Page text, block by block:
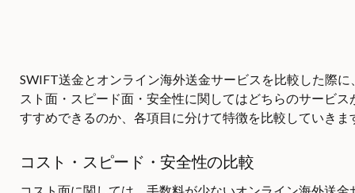
SWIFT送金とオンライン海外送金サービスを比較した際に
スト面・スピード面・安全性に関してはどちらのサービス
すすめできるのか、各項目に分けて特徴を比較していきま
コスト・スピード・安全性の比較